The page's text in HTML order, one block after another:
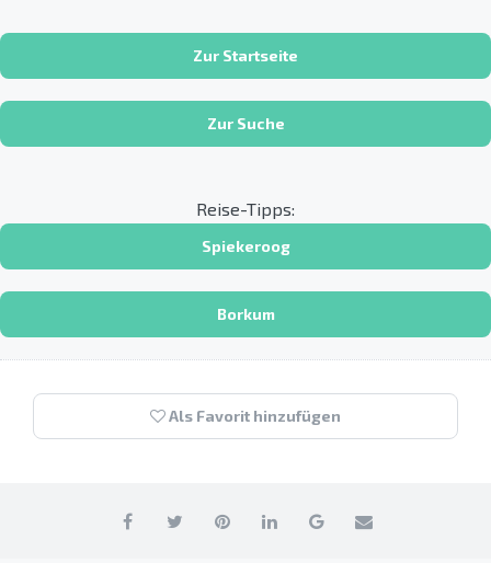
Zur Startseite
Zur Suche
Reise-Tipps:
Spiekeroog
Borkum
Als Favorit hinzufügen